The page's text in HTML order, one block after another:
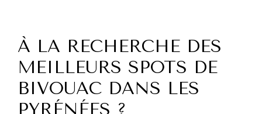
À LA RECHERCHE DES
MEILLEURS SPOTS DE
BIVOUAC DANS LES
PYRÉNÉES ?